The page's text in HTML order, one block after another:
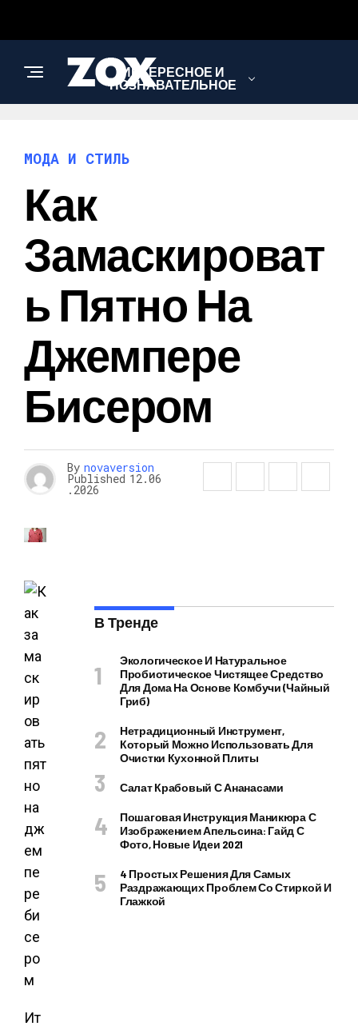
ИНТЕРЕСНОЕ И
ПОЗНАВАТЕЛЬНОЕ
МОДА И СТИЛЬ
МОДА И СТИЛЬ
Как
Замаскироват
Ь Пятно На
Джемпере
Бисером
By novaversion
Published 12.06
.2026
Ит
В Тренде
Экологическое И Натуральное
Пробиотическое Чистящее Средство
Для Дома На Основе Комбучи (чайный
Гриб)
Нетрадиционный Инструмент,
Который Можно Использовать Для
Очистки Кухонной Плиты
Салат Крабовый С Ананасами
Пошаговая Инструкция Маникюра С
Изображением Апельсина: Гайд С
Фото, Новые Идеи 2021
4 Простых Решения Для Самых
Раздражающих Проблем Со Стиркой И
Глажкой